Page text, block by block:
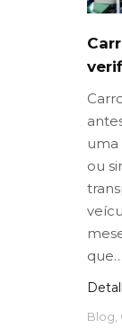
ou
que…
Blog,